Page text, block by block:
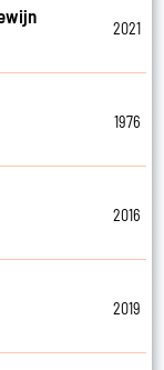
2021
1976
2016
2019